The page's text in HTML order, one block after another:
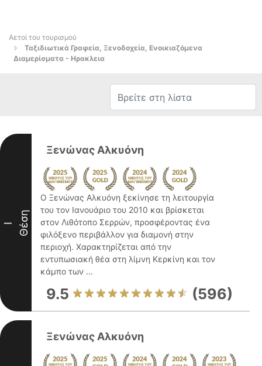
Αετοί του τουρισμού
Ταξιδιωτικά Γραφεία, Ξενοδοχεία, Ενοικιαζόμενα
Διαμερίσματα - Ηρακλεια
I Θέση
Ξενώνας Αλκυόνη
Ο Ξενώνας Αλκυόνη ξεκίνησε τη λειτουργία
του τον Ιανουάριο του 2010 και βρίσκεται
στον Λιθότοπο Σερρών, προσφέροντας ένα
φιλόξενο περιβάλλον για διαμονή στην
περιοχή. Χαρακτηρίζεται από την
εντυπωσιακή θέα στη λίμνη Κερκίνη και τον
κάμπο των ...
9.5 (596)
Ξενώνας Αλκυόνη